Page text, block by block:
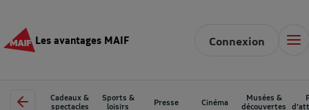
Les avantages MAIF Connexion
Cadeaux &
spectacles
Sports &
loisirs
Presse Cinéma
Musées &
découvertes